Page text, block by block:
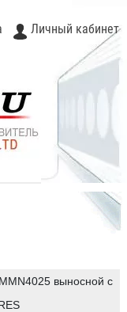
Личный кабинет
выносной с